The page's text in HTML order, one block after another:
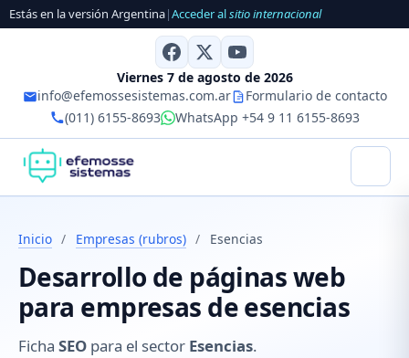
Estás en la versión Argentina|Acceder alsitio internacional
Viernes 7 de agosto de 2026
info@efemossesistemas.com.ar
Formulario de contacto
(011) 6155-8693
WhatsApp +54 9 11 6155-8693
Inicio / Empresas (rubros) / Esencias
Desarrollo de páginas web
para empresas de esencias
Ficha SEO para el sector Esencias.